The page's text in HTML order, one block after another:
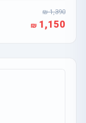
1,390
1,150